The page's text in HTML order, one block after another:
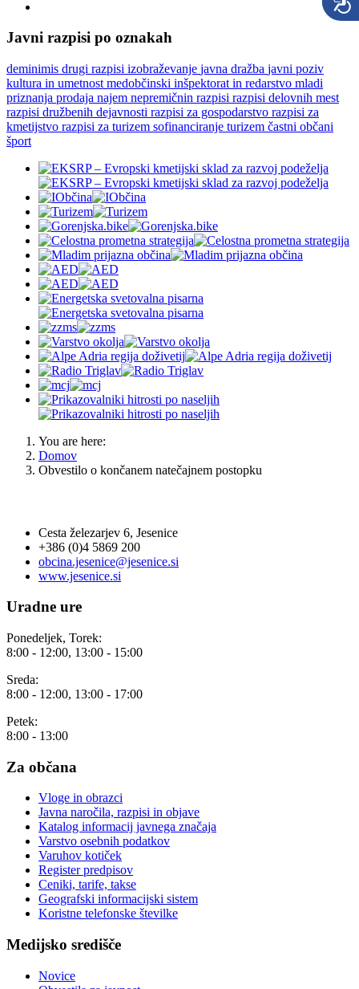
Javni razpisi po oznakah
deminimis drugi razpisi izobraževanje javna dražba javni poziv
kultura in umetnost medobčinski inšpektorat in redarstvo mladi
priznanja prodaja najem nepremičnin razpisi razpisi delovnih mest
razpisi družbenih dejavnosti razpisi za gospodarstvo razpisi za
kmetijstvo razpisi za turizem sofinanciranje turizem častni občani
šport
You are here:
Domov
Obvestilo o končanem natečajnem postopku
Cesta železarjev 6, Jesenice
+386 (0)4 5869 200
obcina.jesenice@jesenice.si
www.jesenice.si
Uradne ure
Ponedeljek, Torek:
8:00 - 12:00, 13:00 - 15:00
Sreda:
8:00 - 12:00, 13:00 - 17:00
Petek:
8:00 - 13:00
Za občana
Vloge in obrazci
Javna naročila, razpisi in objave
Katalog informacij javnega značaja
Varstvo osebnih podatkov
Varuhov kotiček
Register predpisov
Ceniki, tarife, takse
Geografski informacijski sistem
Koristne telefonske številke
Medijsko središče
Novice